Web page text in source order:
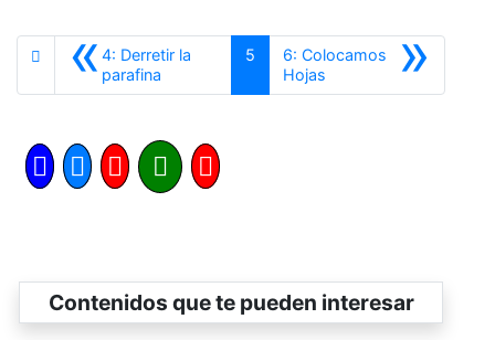
«4: Derretir la
parafina
5 »
6: Colocamos
Hojas
Contenidos que te pueden interesar